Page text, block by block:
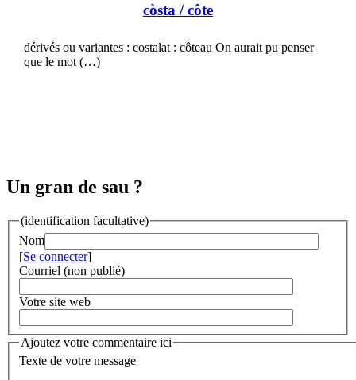
còsta / côte
dérivés ou variantes : costalat : côteau On aurait pu penser
que le mot (…)
Un gran de sau ?
(identification facultative)
Nom
[Se connecter]
Courriel (non publié)
Votre site web
Ajoutez votre commentaire ici
Texte de votre message